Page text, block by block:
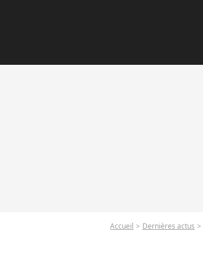
Accueil Dernières actus